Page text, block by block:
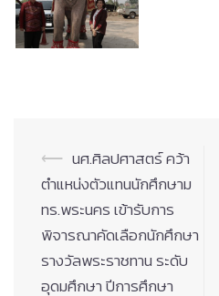
Post
navigation
⟵ นศ.ศิลปศาสตร์ คว้า
ตำแหน่งตัวแทนนักศึกษาม
ทร.พระนคร เข้ารับการ
พิจารณาคัดเลือกนักศึกษา
รางวัลพระราชทาน ระดับ
อุดมศึกษา ปีการศึกษา